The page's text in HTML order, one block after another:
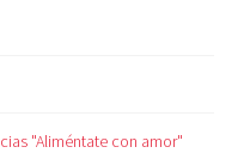
"Aliméntate con amor"